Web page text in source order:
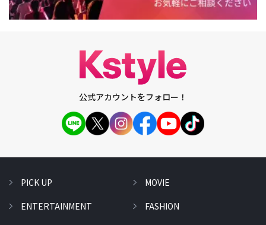
公式アカウントをフォロー！
PICK UP
ENTERTAINMENT
MOVIE
FASHION